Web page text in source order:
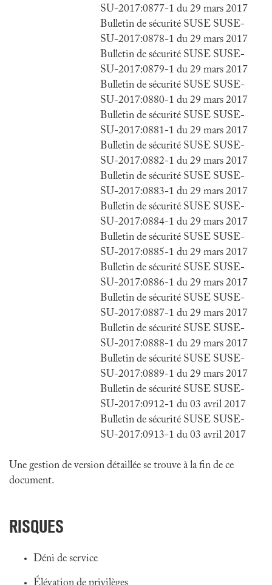
SU-2017:0877-1 du 29 mars 2017
Bulletin de sécurité SUSE SUSE-
SU-2017:0878-1 du 29 mars 2017
Bulletin de sécurité SUSE SUSE-
SU-2017:0879-1 du 29 mars 2017
Bulletin de sécurité SUSE SUSE-
SU-2017:0880-1 du 29 mars 2017
Bulletin de sécurité SUSE SUSE-
SU-2017:0881-1 du 29 mars 2017
Bulletin de sécurité SUSE SUSE-
SU-2017:0882-1 du 29 mars 2017
Bulletin de sécurité SUSE SUSE-
SU-2017:0883-1 du 29 mars 2017
Bulletin de sécurité SUSE SUSE-
SU-2017:0884-1 du 29 mars 2017
Bulletin de sécurité SUSE SUSE-
SU-2017:0885-1 du 29 mars 2017
Bulletin de sécurité SUSE SUSE-
SU-2017:0886-1 du 29 mars 2017
Bulletin de sécurité SUSE SUSE-
SU-2017:0887-1 du 29 mars 2017
Bulletin de sécurité SUSE SUSE-
SU-2017:0888-1 du 29 mars 2017
Bulletin de sécurité SUSE SUSE-
SU-2017:0889-1 du 29 mars 2017
Bulletin de sécurité SUSE SUSE-
SU-2017:0912-1 du 03 avril 2017
Bulletin de sécurité SUSE SUSE-
SU-2017:0913-1 du 03 avril 2017
Une gestion de version détaillée se trouve à la fin de ce
document.
RISQUES
Déni de service